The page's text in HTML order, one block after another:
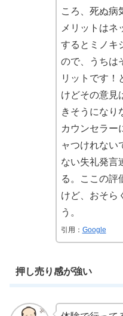
ころ、死ぬ病
メリットはネ
するとミノキ
ので、うちは
リットです！
けどその意見
きそうになり
カウンセラー
ャつけれない
ない失礼発言
る。ここの評
けど、おそら
う。
引用： Google
押し売り感が強い